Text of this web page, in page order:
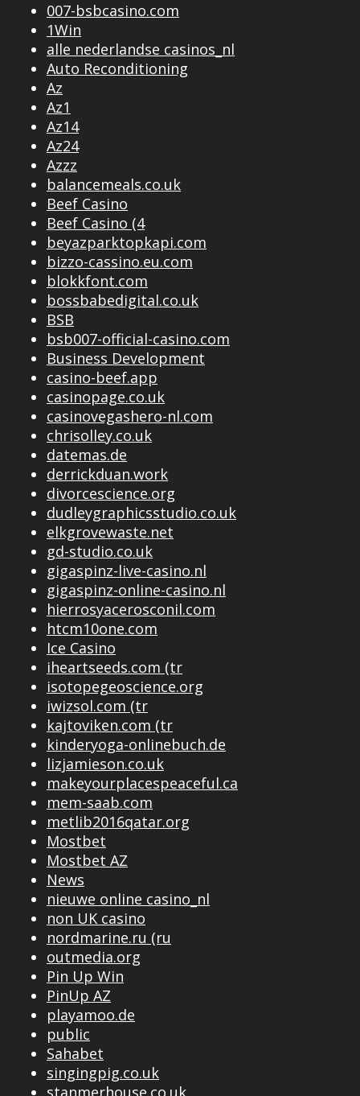
007-bsbcasino.com
1Win
alle nederlandse casinos_nl
Auto Reconditioning
Az
Az1
Az14
Az24
Azzz
balancemeals.co.uk
Beef Casino
Beef Casino (4
beyazparktopkapi.com
bizzo-cassino.eu.com
blokkfont.com
bossbabedigital.co.uk
BSB
bsb007-official-casino.com
Business Development
casino-beef.app
casinopage.co.uk
casinovegashero-nl.com
chrisolley.co.uk
datemas.de
derrickduan.work
divorcescience.org
dudleygraphicsstudio.co.uk
elkgrovewaste.net
gd-studio.co.uk
gigaspinz-live-casino.nl
gigaspinz-online-casino.nl
hierrosyacerosconil.com
htcm10one.com
Ice Casino
iheartseeds.com (tr
isotopegeoscience.org
iwizsol.com (tr
kajtoviken.com (tr
kinderyoga-onlinebuch.de
lizjamieson.co.uk
makeyourplacespeaceful.ca
mem-saab.com
metlib2016qatar.org
Mostbet
Mostbet AZ
News
nieuwe online casino_nl
non UK casino
nordmarine.ru (ru
outmedia.org
Pin Up Win
PinUp AZ
playamoo.de
public
Sahabet
singingpig.co.uk
stanmerhouse.co.uk